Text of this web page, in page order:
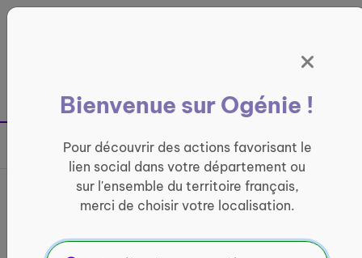
France entière
Bienvenue sur Ogénie !
Pour découvrir des actions favorisant le
lien social dans votre département ou
sur l'ensemble du territoire français,
merci de choisir votre localisation.
Partager sur
Visites de convivialité
CONVIVIALITÉ
Panneau de gestion des cookies